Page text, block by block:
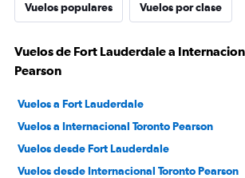
Vuelos populares Vuelos por clase
Vuelos de Fort Lauderdale a
Pearson
Vuelos a Fort Lauderdale
Vuelos a Internacional Toronto Pearson
Vuelos desde Fort Lauderdale
Vuelos desde Internacional Toronto Pearson